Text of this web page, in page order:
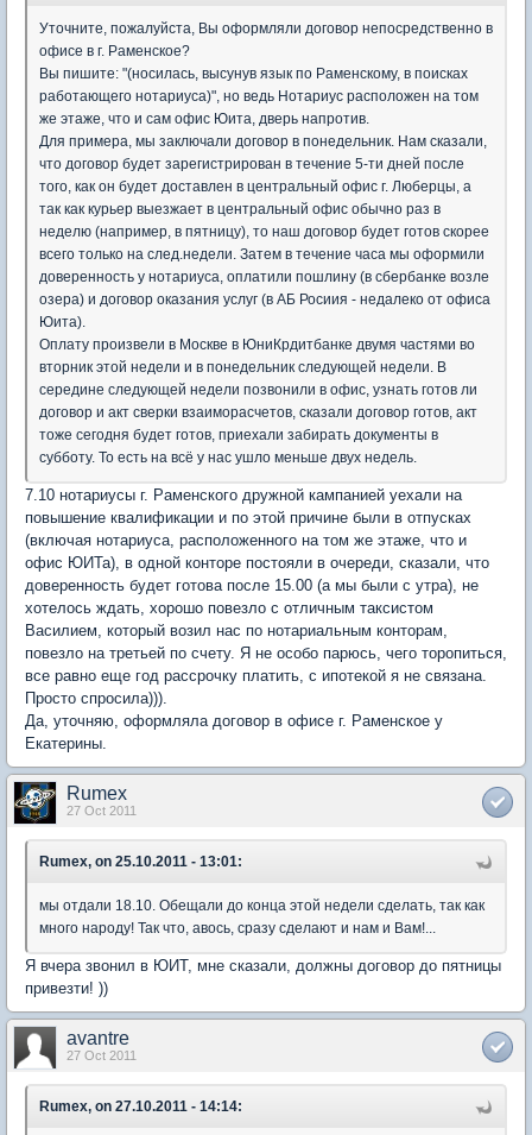
Уточните, пожалуйста, Вы оформляли договор непосредственно в
офисе в г. Раменское?
Вы пишите: "(носилась, высунув язык по Раменскому, в поисках
работающего нотариуса)", но ведь Нотариус расположен на том
же этаже, что и сам офис Юита, дверь напротив.
Для примера, мы заключали договор в понедельник. Нам сказали,
что договор будет зарегистрирован в течение 5-ти дней после
того, как он будет доставлен в центральный офис г. Люберцы, а
так как курьер выезжает в центральный офис обычно раз в
неделю (например, в пятницу), то наш договор будет готов скорее
всего только на след.недели. Затем в течение часа мы оформили
доверенность у нотариуса, оплатили пошлину (в сбербанке возле
озера) и договор оказания услуг (в АБ Росиия - недалеко от офиса
Юита).
Оплату произвели в Москве в ЮниКрдитбанке двумя частями во
вторник этой недели и в понедельник следующей недели. В
середине следующей недели позвонили в офис, узнать готов ли
договор и акт сверки взаиморасчетов, сказали договор готов, акт
тоже сегодня будет готов, приехали забирать документы в
субботу. То есть на всё у нас ушло меньше двух недель.
7.10 нотариусы г. Раменского дружной кампанией уехали на
повышение квалификации и по этой причине были в отпусках
(включая нотариуса, расположенного на том же этаже, что и
офис ЮИТа), в одной конторе постояли в очереди, сказали, что
доверенность будет готова после 15.00 (а мы были с утра), не
хотелось ждать, хорошо повезло с отличным таксистом
Василием, который возил нас по нотариальным конторам,
повезло на третьей по счету. Я не особо парюсь, чего торопиться,
все равно еще год рассрочку платить, с ипотекой я не связана.
Просто спросила))).
Да, уточняю, оформляла договор в офисе г. Раменское у
Екатерины.
Rumex
27 Oct 2011
Rumex, on 25.10.2011 - 13:01:
мы отдали 18.10. Обещали до конца этой недели сделать, так как
много народу! Так что, авось, сразу сделают и нам и Вам!...
Я вчера звонил в ЮИТ, мне сказали, должны договор до пятницы
привезти! ))
avantre
27 Oct 2011
Rumex, on 27.10.2011 - 14:14: